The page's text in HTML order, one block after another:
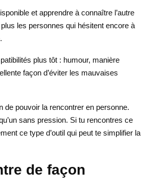
et apprendre à connaître l’autre
les personnes qui hésitent encore à
plus tôt : humour, manière
façon d’éviter les mauvaises
de pouvoir la rencontrer en personne.
sans pression. Si tu rencontres ce
ce type d’outil qui peut te simplifier la
de façon